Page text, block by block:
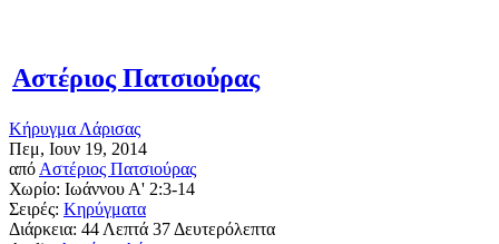
Αστέριος Πατσιούρας
Κήρυγμα Λάρισας
Πεμ, Ιουν 19, 2014
από Αστέριος Πατσιούρας
Χωρίο: Ιωάννου Α' 2:3-14
Σειρές: Κηρύγματα
Διάρκεια: 44 Λεπτά 37 Δευτερόλεπτα